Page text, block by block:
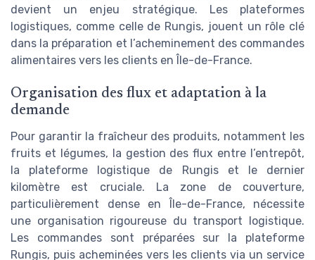
devient un enjeu stratégique. Les plateformes
logistiques, comme celle de Rungis, jouent un rôle clé
dans la préparation et l’acheminement des commandes
alimentaires vers les clients en Île-de-France.
Organisation des flux et adaptation à la
demande
Pour garantir la fraîcheur des produits, notamment les
fruits et légumes, la gestion des flux entre l’entrepôt,
la plateforme logistique de Rungis et le dernier
kilomètre est cruciale. La zone de couverture,
particulièrement dense en Île-de-France, nécessite
une organisation rigoureuse du transport logistique.
Les commandes sont préparées sur la plateforme
Rungis, puis acheminées vers les clients via un service